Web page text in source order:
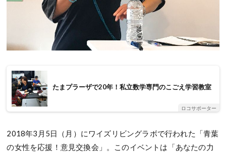
たまプラーザで20年！私立数学専門のこごえ学習教室
ロコサポーター
2018年3月5日（月）にワイズリビングラボで行われた「青葉
の女性を応援！意見交換会」。このイベントは「あなたの力